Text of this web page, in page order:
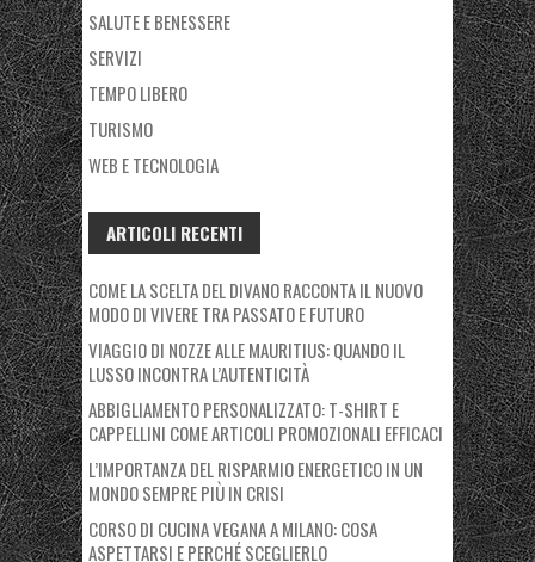
SALUTE E BENESSERE
SERVIZI
TEMPO LIBERO
TURISMO
WEB E TECNOLOGIA
ARTICOLI RECENTI
COME LA SCELTA DEL DIVANO RACCONTA IL NUOVO
MODO DI VIVERE TRA PASSATO E FUTURO
VIAGGIO DI NOZZE ALLE MAURITIUS: QUANDO IL
LUSSO INCONTRA L’AUTENTICITÀ
ABBIGLIAMENTO PERSONALIZZATO: T-SHIRT E
CAPPELLINI COME ARTICOLI PROMOZIONALI EFFICACI
L’IMPORTANZA DEL RISPARMIO ENERGETICO IN UN
MONDO SEMPRE PIÙ IN CRISI
CORSO DI CUCINA VEGANA A MILANO: COSA
ASPETTARSI E PERCHÉ SCEGLIERLO